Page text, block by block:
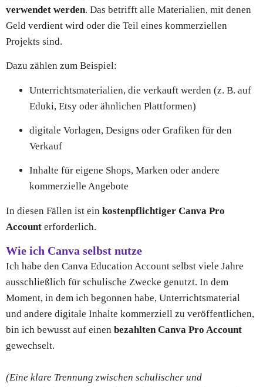
verwendet werden. Das betrifft alle Materialien, mit denen
Geld verdient wird oder die Teil eines kommerziellen
Projekts sind.
Dazu zählen zum Beispiel:
Unterrichtsmaterialien, die verkauft werden (z. B. auf
Eduki, Etsy oder ähnlichen Plattformen)
digitale Vorlagen, Designs oder Grafiken für den
Verkauf
Inhalte für eigene Shops, Marken oder andere
kommerzielle Angebote
In diesen Fällen ist ein kostenpflichtiger Canva Pro
Account erforderlich.
Wie ich Canva selbst nutze
Ich habe den Canva Education Account selbst viele Jahre
ausschließlich für schulische Zwecke genutzt. In dem
Moment, in dem ich begonnen habe, Unterrichtsmaterial
und andere digitale Inhalte kommerziell zu veröffentlichen,
bin ich bewusst auf einen bezahlten Canva Pro Account
gewechselt.
(Eine klare Trennung zwischen schulischer und